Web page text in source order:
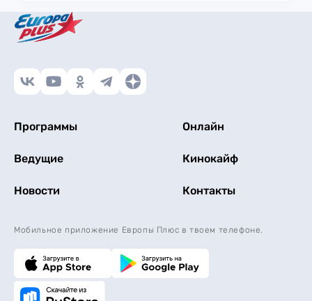
Программы Онлайн
Ведущие Кинокайф
Новости Контакты
Мобильное приложение Европы Плюс в твоем телефоне.